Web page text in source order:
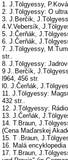
1. J.Tölgyessy,
2. J.Tölgyessy: O
3. J.Berčik,
4.V.Vebersík,
5. J.Čerňák,
6. J.Čerňák,
7. J.Tölgyessy,
str..
8. J.Tölgyessy:
9 J..Berčík,
l964, 456 str.
l0. J.Čerňák,
11. J.Tölgyessy:
432 str..
12. J.Tölgyessy:
13. J.Čerňák,
14. T.Braun,
(Cena Maďarskej
15. T .Braun,
16. Malá
17. T.Braun,